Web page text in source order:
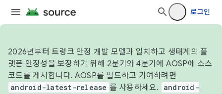
로그인
2026년부터 트렁크 안정 개발 모델과 일치하고 생태계의 플
랫폼 안정성을 보장하기 위해 2분기와 4분기에 AOSP에 소스
코드를 게시합니다. AOSP를 빌드하고 기여하려면
android-latest-release 를 사용하세요.
android-